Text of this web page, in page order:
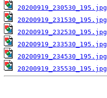
20200919_230530_195.jpg
20200919_231530_195.jpg
20200919_232530_195.jpg
20200919_233530_195.jpg
20200919_234530_195.jpg
20200919_235530_195.jpg